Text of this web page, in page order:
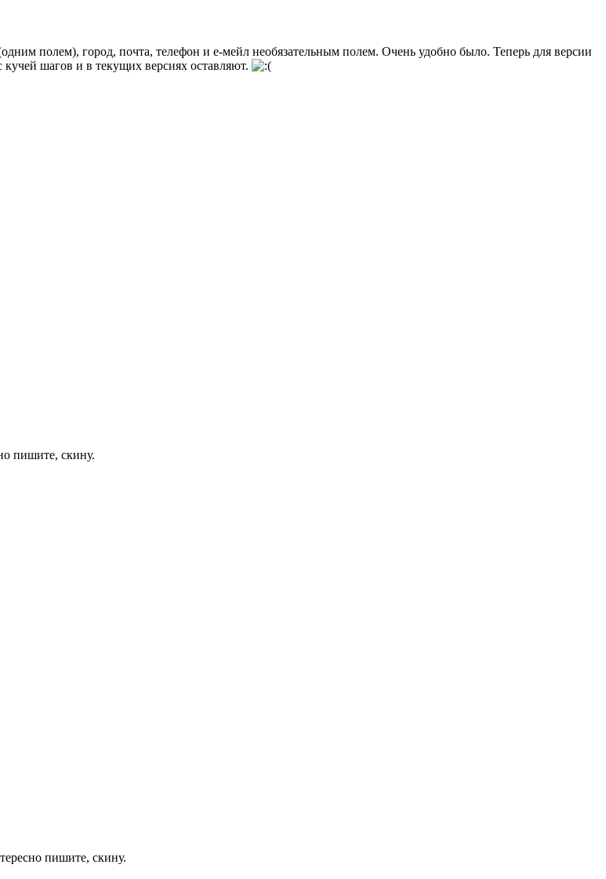
полем), город, почта, телефон и е-мейл необязательным полем. Очень удобно было. Теперь для версии
кучей шагов и в текущих версиях оставляют.
пишите, скину.
пишите, скину.